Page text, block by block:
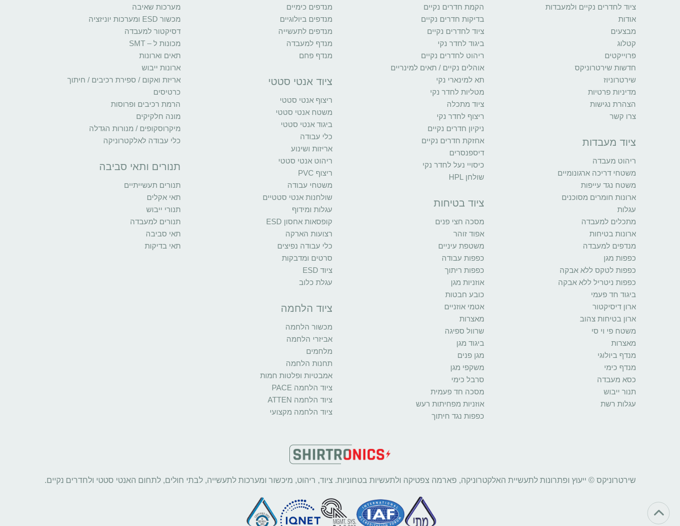
ציוד לחדרים נקיים ולמעבדות
אודות
מבצעים
קטלוג
פרוייקטים
חדשות שירטרוניקס
שירטרוניוז
מדיניות פרטיות
הצהרת נגישות
צרו קשר
ציוד מעבדות
ריהוט מעבדה
משטחי דריכה ארגונומיים
משטח נגד עייפות
ארונות חומרים מסוכנים
עגלות
מתכלים למעבדה
ארונות בטיחות
מנדפים למעבדה
כפפות מגן
כפפות לטקס ללא אבקה
כפפות ניטריל ללא אבקה
ביגוד חד פעמי
ארון דיסיקטור
ארון בטיחות צהוב
משטח פי וי סי
מאצרות
מנדף ביולוגי
מנדף כימי
כסא מעבדה
תנור ייבוש
עגלות רשת
הקמת חדרים נקיים
בדיקות חדרים נקיים
ציוד לחדרים נקיים
ביגוד לחדר נקי
ריהוט לחדרים נקיים
אוהלים נקיים / תאים למינריים
תא למינארי נקי
מטליות לחדר נקי
ציוד מתכלה
ריצוף לחדר נקי
ניקיון חדרים נקיים
אחזקת חדרים נקיים
דיספנסרים
כיסויי נעל לחדר נקי
שולחן HPL
ציוד בטיחות
מסכה חצי פנים
אפוד זוהר
משטפת עיניים
כפפות עבודה
כפפות ריתוך
אוזניות מגן
כובע חבטות
אטמי אוזניים
מאצרות
שרוול ספיגה
ביגוד מגן
מגן פנים
משקפי מגן
סרבל כימי
מסכה חד פעמית
אוזניות מפחיתות רעש
כפפות נגד חיתוך
מנדפים כימיים
מנדפים ביולוגיים
מנדפים לתעשייה
מנדף למעבדה
מנדף פחם
ציוד אנטי סטטי
ריצוף אנטי סטטי
משטח אנטי סטטי
ביגוד אנטי סטטי
כלי עבודה
אריזות ושינוע
ריהוט אנטי סטטי
ריצוף PVC
משטחי עבודה
שולחנות אנטי סטטיים
עגלות ומידוף
קופסאות אחסון ESD
רצועות הארקה
כלי עבודה נפיצים
סרטים ומדבקות
ציוד ESD
עגלת כלוב
ציוד הלחמה
מכשור הלחמה
אביזרי הלחמה
מלחמים
תחנות הלחמה
אמבטיות ופלטות חמות
ציוד הלחמה PACE
ציוד הלחמה ATTEN
ציוד הלחמה מקצועי
מערכות שאיבה
מכשור ESD ומערכות יוניזציה
דסיקטור למעבדה
מכונות ל – SMT
תאים וארונות
ארונות ייבוש
אריזת ואקום / ספירת רכיבים / חיתוך
כרטיסים
הרמת רכיבים ופרוסות
מונה חלקיקים
מיקרוסקופים / מנורות הגדלה
כלי עבודה לאלקטרוניקה
תנורים ותאי סביבה
תנורים תעשייתיים
תאי אקלים
תנורי ייבוש
תנורים למעבדה
תאי סביבה
תאי בדיקות
שירטרוניקס © ייעוץ ופתרונות לתעשיית האלקטרוניקה, פארמה צפטיקה ולתעשיות בטחוניות. ציוד, ריהוט, מיכשור ומערכות לתעשייה, לבתי חולים, לתחום האנטי סטטי ולחדרים נקיים.